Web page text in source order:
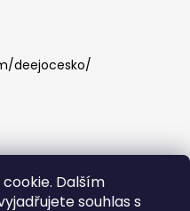
Dalším
souhlas s
deejocesko/